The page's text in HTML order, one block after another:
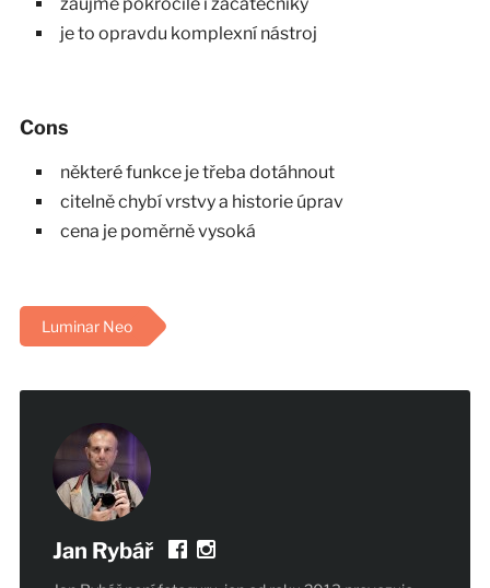
je to opravdu komplexní nástroj
Cons
některé funkce je třeba dotáhnout
citelně chybí vrstvy a historie úprav
cena je poměrně vysoká
Luminar Neo
Jan Rybář